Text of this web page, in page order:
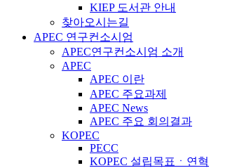
KIEP 도서관 안내
찾아오시는길
APEC 연구컨소시엄
APEC연구컨소시엄 소개
APEC
APEC 이란
APEC 주요과제
APEC News
APEC 주요 회의결과
KOPEC
PECC
KOPEC 설립목표ㆍ연혁